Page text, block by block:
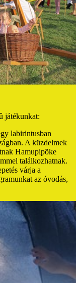
játékunkat:
labirintusban
A küzdelmek
Hamupipõke
találkozhatnak.
várja a
az óvodás,